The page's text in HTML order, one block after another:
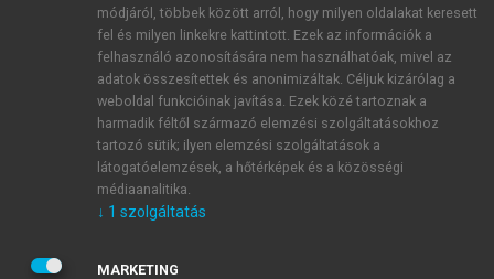
ÚJ FIÓK LÉTREHOZÁSA
1 óra díjmentes hozzáférés
E-MAIL-CÍM
JELSZÓ
módjáról, többek között arról, hogy milyen oldalakat keresett
fel és milyen linkekre kattintott. Ezek az információk a
felhasználó azonosítására nem használhatóak, mivel az
adatok összesítettek és anonimizáltak. Céljuk kizárólag a
weboldal funkcióinak javítása. Ezek közé tartoznak a
harmadik féltől származó elemzési szolgáltatásokhoz
tartozó sütik; ilyen elemzési szolgáltatások a
látogatóelemzések, a hőtérképek és a közösségi
médiaanalitika.
↓ 1 szolgáltatás
MARKETING